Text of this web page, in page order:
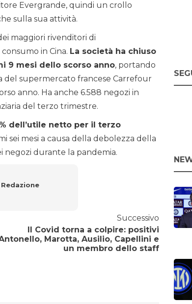
Evergrande, quindi un crollo
sulla sua attività.
maggiori rivenditori di
in Cina. La società ha chiuso
9 mesi dello scorso anno, portando
del supermercato francese Carrefour
anno. Ha anche 6.588 negozi in
del terzo trimestre.
dell’utile netto per il terzo
sei mesi a causa della debolezza della
negozi durante la pandemia.
Redazione
Successivo
Il Covid torna a colpire: positivi
Marotta, Ausilio, Capellini e
un membro dello staff